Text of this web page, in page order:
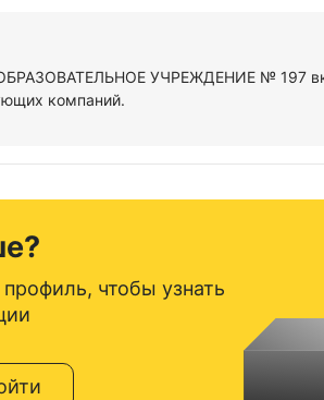
ОБРАЗОВАТЕЛЬНОЕ УЧРЕЖДЕНИЕ № 197
компаний.
чтобы узнать